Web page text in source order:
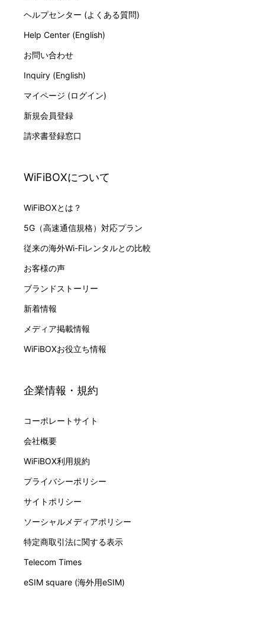
ヘルプセンター (よくある質問)
Help Center (English)
お問い合わせ
Inquiry (English)
マイページ (ログイン)
新規会員登録
請求書登録窓口
WiFiBOXについて
WiFiBOXとは？
5G（高速通信規格）対応プラン
従来の海外Wi-Fiレンタルとの比較
お客様の声
ブランドストーリー
新着情報
メディア掲載情報
WiFiBOXお役立ち情報
企業情報・規約
コーポレートサイト
会社概要
WiFiBOX利用規約
プライバシーポリシー
サイトポリシー
ソーシャルメディアポリシー
特定商取引法に関する表示
Telecom Times
eSIM square (海外用eSIM)